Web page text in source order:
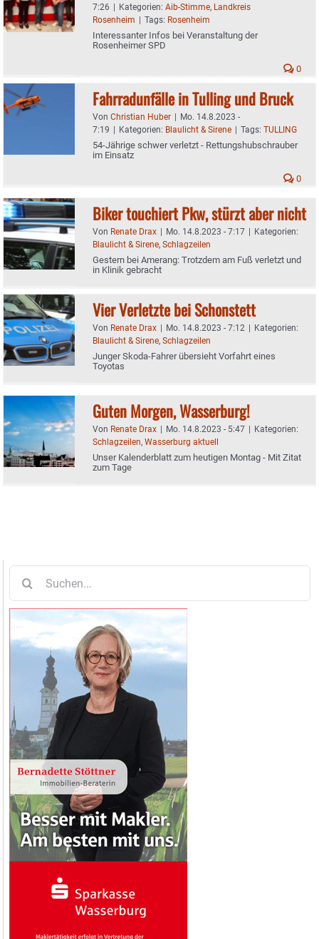
7:26 | Kategorien: Aib-Stimme, Landkreis
Rosenheim | Tags: Rosenheim
Interessanter Infos bei Veranstaltung der
Rosenheimer SPD
0
Fahrradunfälle in Tulling und Bruck
Von Christian Huber | Mo. 14.8.2023 -
7:19 | Kategorien: Blaulicht & Sirene | Tags: TULLING
54-Jährige schwer verletzt - Rettungshubschrauber
im Einsatz
0
Biker touchiert Pkw, stürzt aber nicht
Von Renate Drax | Mo. 14.8.2023 - 7:17 | Kategorien:
Blaulicht & Sirene, Schlagzeilen
Gestern bei Amerang: Trotzdem am Fuß verletzt und
in Klinik gebracht
Vier Verletzte bei Schonstett
Von Renate Drax | Mo. 14.8.2023 - 7:12 | Kategorien:
Blaulicht & Sirene, Schlagzeilen
Junger Skoda-Fahrer übersieht Vorfahrt eines
Toyotas
Guten Morgen, Wasserburg!
Von Renate Drax | Mo. 14.8.2023 - 5:47 | Kategorien:
Schlagzeilen, Wasserburg aktuell
Unser Kalenderblatt zum heutigen Montag - Mit Zitat
zum Tage
nach: